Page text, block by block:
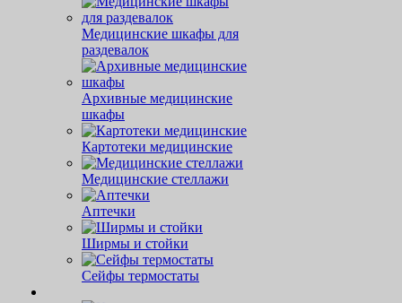
Медицинские шкафы для
раздевалок
Архивные медицинские
шкафы
Картотеки медицинские
Медицинские стеллажи
Аптечки
Ширмы и стойки
Сейфы термостаты